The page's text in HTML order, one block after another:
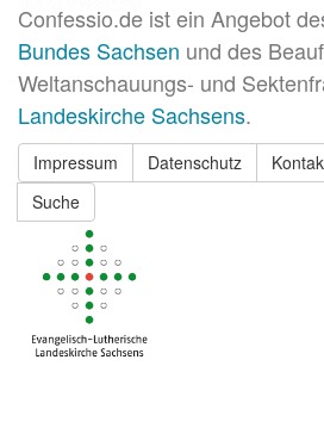
Confessio.de ist ein Angebot
Bundes Sachsen und des
Weltanschauungs- und
Landeskirche Sachsens.
Impressum Datenschutz
Suche